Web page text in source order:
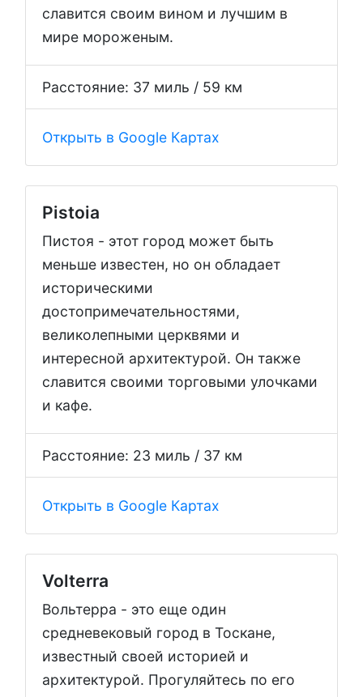
славится своим вином и лучшим в
мире мороженым.
Расстояние: 37 миль / 59 км
Открыть в Google Картах
Pistoia
Пистоя - этот город может быть
меньше известен, но он обладает
историческими
достопримечательностями,
великолепными церквями и
интересной архитектурой. Он также
славится своими торговыми улочками
и кафе.
Расстояние: 23 миль / 37 км
Открыть в Google Картах
Volterra
Вольтерра - это еще один
средневековый город в Тоскане,
известный своей историей и
архитектурой. Прогуляйтесь по его